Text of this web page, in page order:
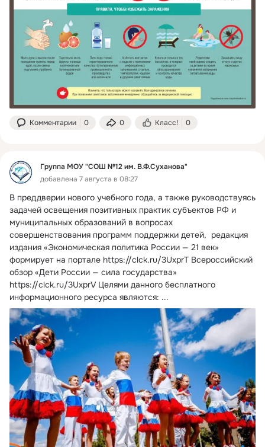
Комментарии 0 0 Класс! 0
Группа МОУ "СОШ №12 им. В.Ф.Суханова"
добавлена 7 августа в 08:27
В преддверии нового учебного года, а также руководствуясь
задачей освещения позитивных практик субъектов РФ и
муниципальных образований в вопросах
совершенствования программ поддержки детей,  редакция
издания «Экономическая политика России — 21 век»
формирует на портале https://clck.ru/3UxprT Всероссийский
обзор «Дети России — сила государства»
https://clck.ru/3UxprV Целями данного бесплатного
информационного ресурса являются: ...